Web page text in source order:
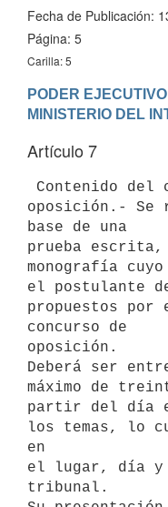
Fecha de Publicación:
Página: 5
Carilla: 5
PODER EJECUTIVO
Artículo 7
oposición.- Se
base de una
prueba escrita,
monografía
el postulante
propuestos
concurso de
oposición.
Deberá ser
máximo de
partir del día
los temas, lo
en
el lugar, día
tribunal.